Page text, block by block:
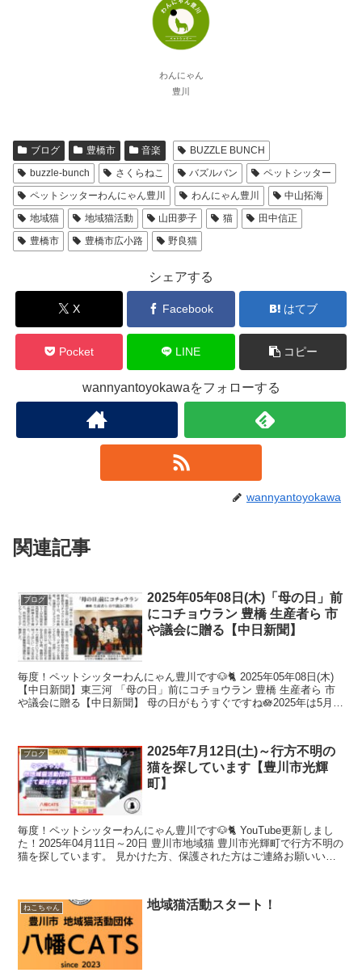
わんにゃん
豊川
ブログ 豊橋市 音楽
BUZZLE BUNCH
buzzle-bunch
さくらねこ バズルバン
ペットシッター
ペットシッターわんにゃん豊川
わんにゃん豊川
中山拓海
地域猫
地域猫活動 山田夢子 猫
田中信正
豊橋市
豊橋市広小路 野良猫
シェアする
X Facebook はてブ
Pocket LINE コピー
wannyantoyokawaをフォローする
wannyantoyokawa
関連記事
ブログ
2025年05年08日(木)「母の日」前
にコチョウラン 豊橋 生産者ら 市
や議会に贈る【中日新聞】
毎度！ペットシッターわんにゃん豊川です🐶🐈 2025年05年08日(木)
【中日新聞】東三河 「母の日」前にコチョウラン 豊橋 生産者ら 市
や議会に贈る【中日新聞】 母の日がもうすぐですね🪷2025年は5月
ブログ
2025年7月12日(土)～行方不明の
猫を探しています【豊川市光輝
町】
毎度！ペットシッターわんにゃん豊川です🐶🐈 YouTube更新しまし
た！2025年04月11日～20日 豊川市地域猫 豊川市光輝町で行方不明の
猫を探しています。 見かけた方、保護された方はご連絡お願いいた
ねこちゃん 地域猫活動スタート！